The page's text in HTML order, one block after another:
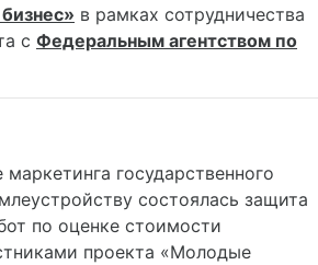
в рамках сотрудничества
с Федеральным агентством по
государственного
состоялась защита
по оценке стоимости
проекта «Молодые